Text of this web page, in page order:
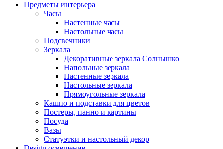
Предметы интерьера
Часы
Настенные часы
Настольные часы
Подсвечники
Зеркала
Декоративные зеркала Солнышко
Напольные зеркала
Настенные зеркала
Настольные зеркала
Прямоугольные зеркала
Кашпо и подставки для цветов
Постеры, панно и картины
Посуда
Вазы
Статуэтки и настольный декор